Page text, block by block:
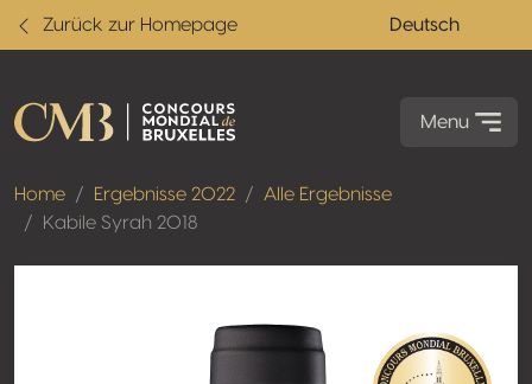
Zurück zur Homepage Deutsch
Menu
Home Ergebnisse 2022
Alle Ergebnisse
Kabile Syrah 2018